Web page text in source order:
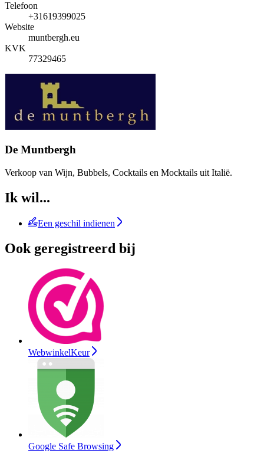
Telefoon
+31619399025
Website
muntbergh.eu
KVK
77329465
De Muntbergh
Verkoop van Wijn, Bubbels, Cocktails en Mocktails uit Italië.
Ik wil...
Een geschil indienen
Ook geregistreerd bij
WebwinkelKeur
Google Safe Browsing